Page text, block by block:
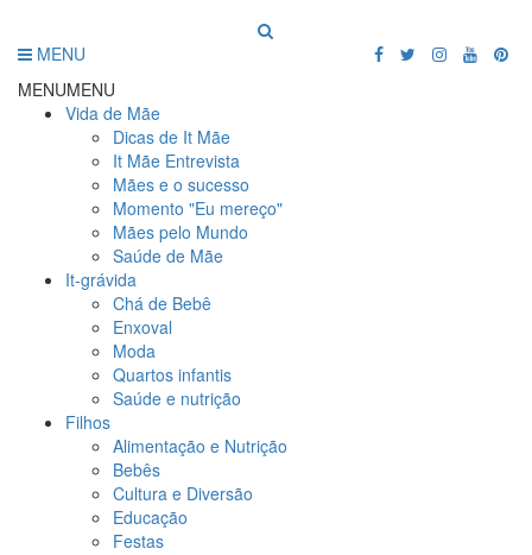
MENU
MENUMENU
Vida de Mãe
Dicas de It Mãe
It Mãe Entrevista
Mães e o sucesso
Momento "Eu mereço"
Mães pelo Mundo
Saúde de Mãe
It-grávida
Chá de Bebê
Enxoval
Moda
Quartos infantis
Saúde e nutrição
Filhos
Alimentação e Nutrição
Bebês
Cultura e Diversão
Educação
Festas